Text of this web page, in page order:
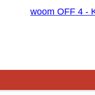
woom OFF 4 -